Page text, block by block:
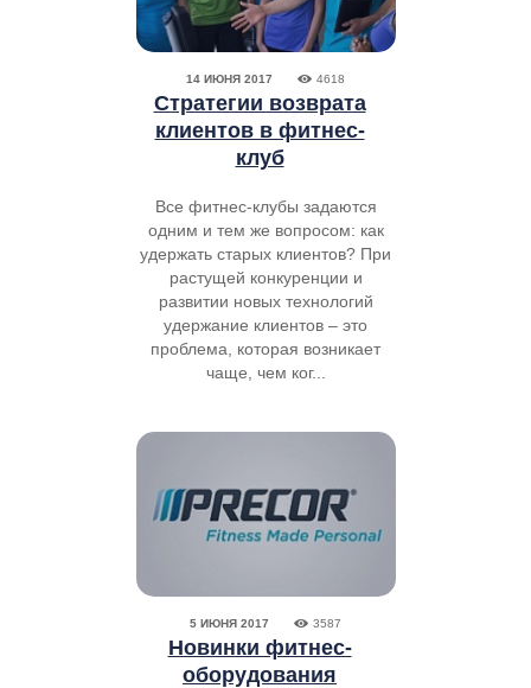
14 ИЮНЯ 2017 4618
Стратегии возврата
клиентов в фитнес-
клуб
Все фитнес-клубы задаются
одним и тем же вопросом: как
удержать старых клиентов? При
растущей конкуренции и
развитии новых технологий
удержание клиентов – это
проблема, которая возникает
чаще, чем ког...
5 ИЮНЯ 2017 3587
Новинки фитнес-
оборудования